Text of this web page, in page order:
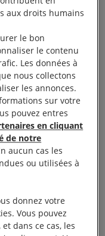
des
va pourtant
à disposition des
«Les
à rapatrier et
par les Forces
ainsi
que se profile la
L’Amérique n’a
Maya
de soldats
pour en
à vider les
le fardeau de
aux droits humains
le bon
le contenu
Les données à
nous collectons
les annonces.
sur votre
pouvez entres
en cliquant
de notre
aucun cas les
ou utilisées à
donnez votre
Vous pouvez
dans ce cas, les